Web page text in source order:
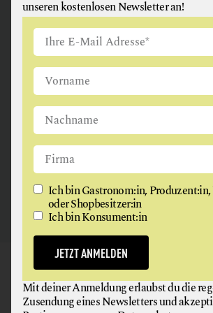
ANGUS & ARTHUR
FLEISCH + FLEISCHERZEUGNISSE
2326 Maria Lanzendorf
GAUMEN HOCH
NEWSLETTER
unseren kostenlosen Newsletter an!
Ich bin Gastronom:in,
oder Shopbesitzer:in
Ich bin Konsument:in
JETZT ANMELDEN
Mit deiner Anmeldung erlaubst du die
Zusendung eines Newsletters und